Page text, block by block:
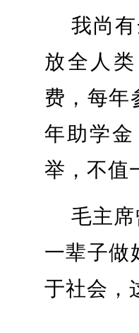
我尚
放全人
费，每年
年助学
举，不值
毛主
一辈子做
于社会，